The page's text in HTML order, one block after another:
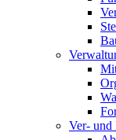
Ver- und